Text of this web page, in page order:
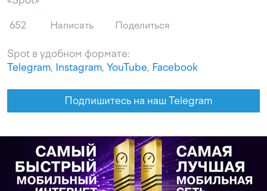
652 Написать Поделиться
Spot в удобном формате:
Telegram, Instagram, YouTube, Facebook
Подпишитесь на наш Telegram